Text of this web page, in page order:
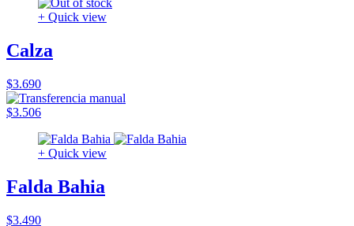
+ Quick view
Calza
$3.690
$3.506
+ Quick view
Falda Bahia
$3.490